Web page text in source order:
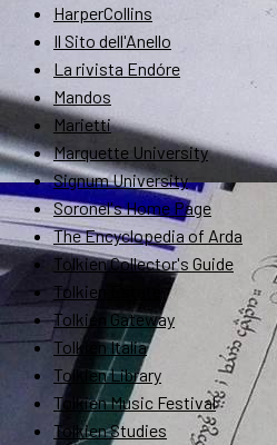
HarperCollins
Il Sito dell'Anello
La rivista Endóre
Mandos
Marietti
Marquette University
Signum University
Soronel's Home Page
The Encyclopedia of Arda
Tolkien Collector's Guide
Tolkien Estate
Tolkien Gateway
Tolkien Italia
Tolkien Library
Tolkien Music Festival
Tolkien Studies